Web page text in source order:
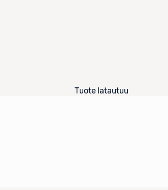
Tuote latautuu